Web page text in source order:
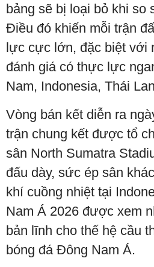
bảng sẽ bị loại bỏ khi so
Điều đó khiến mỗi trận
lực cực lớn, đặc biệt với
đánh giá có thực lực
Nam, Indonesia, Thái
Vòng bán kết diễn ra
trận chung kết được tổ
sân North Sumatra
đấu dày, sức ép sân
khí cuồng nhiệt tại
Nam Á 2026 được xem
bản lĩnh cho thế hệ cầu
bóng đá Đông Nam Á.